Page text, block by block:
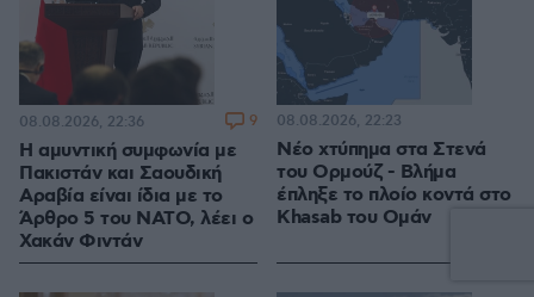
Η αμυντική συμφωνία με
Πακιστάν και Σαουδική
Αραβία είναι ίδια με το
Άρθρο 5 του ΝΑΤΟ, λέει ο
Χακάν Φιντάν
08.08.2026, 22:36 9
Νέο χτύπημα στα Στενά
του Ορμούζ - Βλήμα
έπληξε το πλοίο κοντά στο
Khasab του Ομάν
08.08.2026, 22:23